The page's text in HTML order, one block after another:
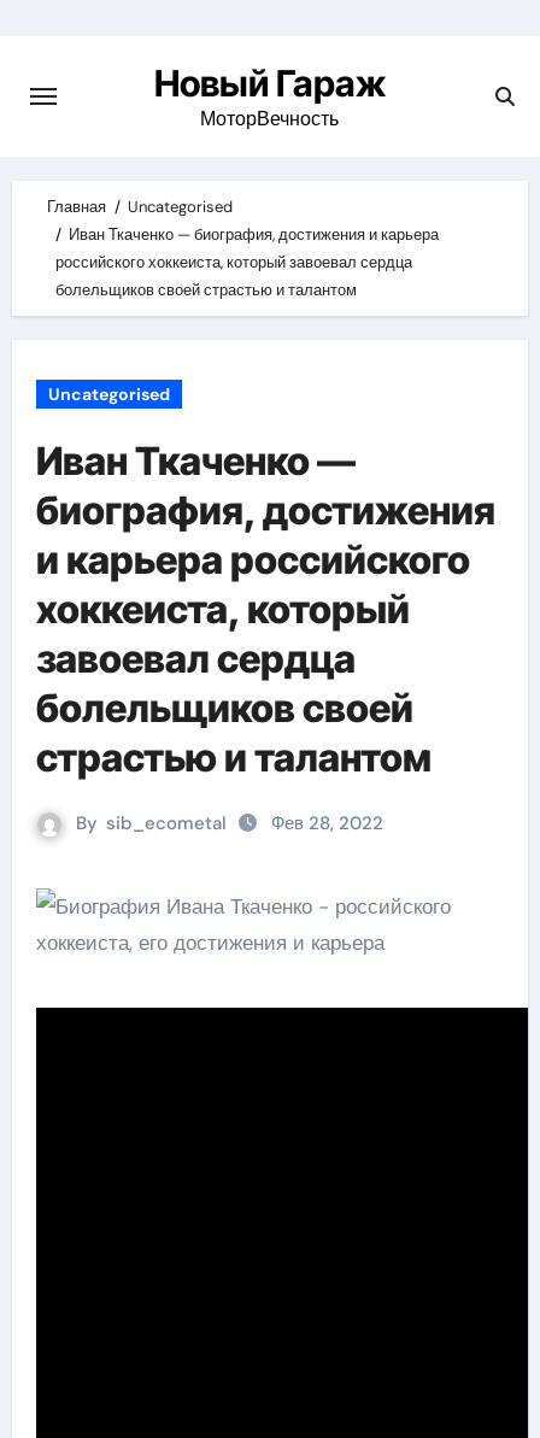
content
Новый Гараж
МоторВечность
Главная
Uncategorised
Иван Ткаченко — биография, достижения и карьера
российского хоккеиста, который завоевал сердца
болельщиков своей страстью и талантом
Uncategorised
Иван Ткаченко —
биография, достижения
и карьера российского
хоккеиста, который
завоевал сердца
болельщиков своей
страстью и талантом
By sib_ecometal Фев 28, 2022